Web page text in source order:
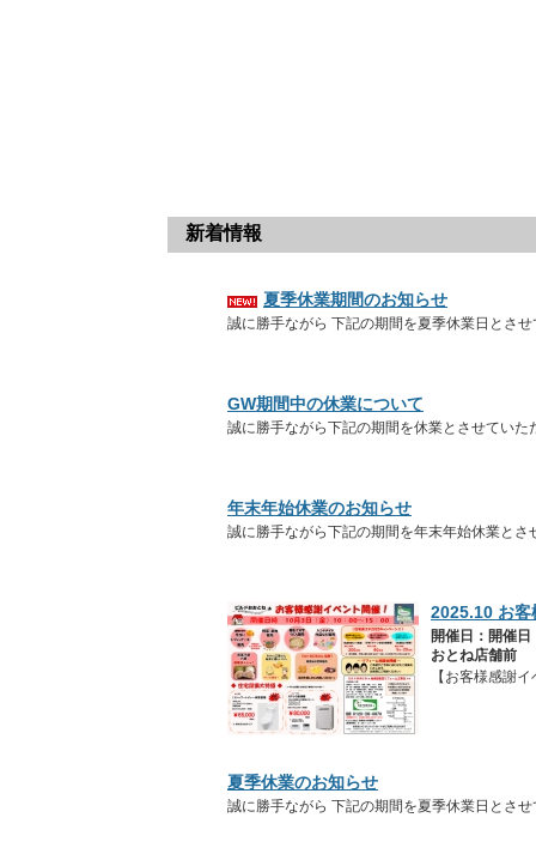
新着情報
夏季休業期間のお知らせ
誠に勝手ながら 下記の期間を夏季休業日とさ
GW期間中の休業について
誠に勝手ながら下記の期間を休業とさせていた
年末年始休業のお知らせ
誠に勝手ながら下記の期間を年末年始休業とさ
2025.10 お客
開催日：開催
おとね店舗前
【お客様感謝
夏季休業のお知らせ
誠に勝手ながら 下記の期間を夏季休業日とさ